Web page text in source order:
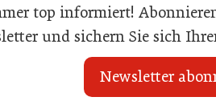
top informiert!
und sichern Sie sich
Newsletter